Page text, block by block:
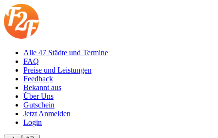
Alle 47 Städte und Termine
FAQ
Preise und Leistungen
Feedback
Bekannt aus
Über Uns
Gutschein
Jetzt Anmelden
Login